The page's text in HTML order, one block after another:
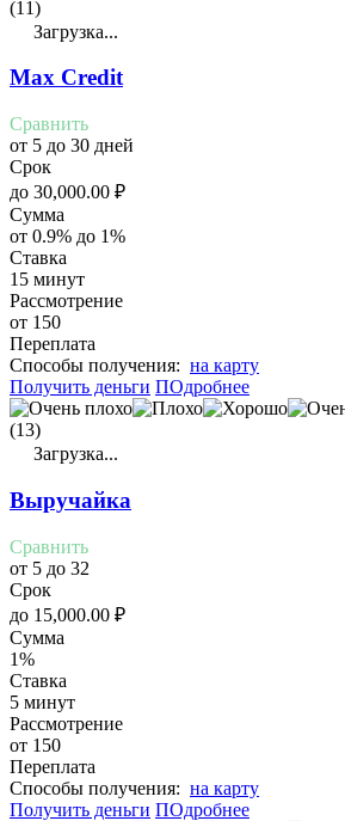
(11)
Загрузка...
Max Credit
Сравнить
от 5 до 30 дней
Срок
до 30,000.00 ₽
Сумма
от 0.9% до 1%
Ставка
15 минут
Рассмотрение
от 150
Переплата
Cпособы получения: на карту
Получить деньги ПОдробнее
(13)
Загрузка...
Выручайка
Сравнить
от 5 до 32
Срок
до 15,000.00 ₽
Сумма
1%
Ставка
5 минут
Рассмотрение
от 150
Переплата
Cпособы получения: на карту
Получить деньги ПОдробнее